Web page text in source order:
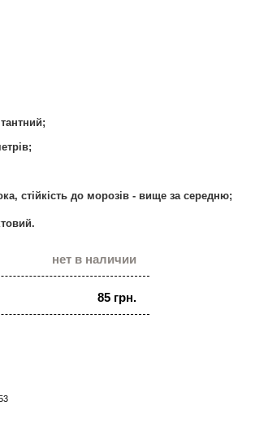
стійкість до морозів - вище за середню;
нет в наличии
85 грн.